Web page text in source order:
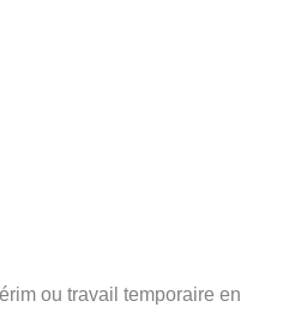
ou travail temporaire en